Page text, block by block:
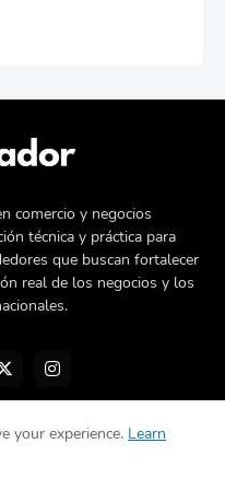
comercio y negocios
técnica y práctica para
que buscan fortalecer
real de los negocios y los
your experience. Learn